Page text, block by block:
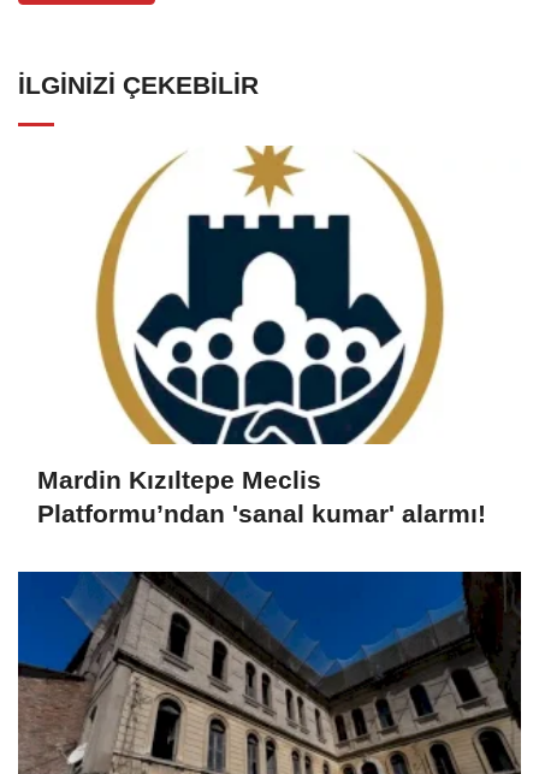
İLGINIZI ÇEKEBILIR
Mardin Kızıltepe Meclis
Platformu’ndan 'sanal kumar' alarmı!